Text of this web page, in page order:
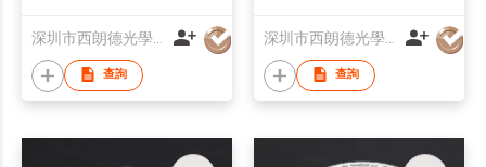
查詢 查詢